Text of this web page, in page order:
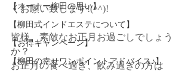
【オーナー柳田の思い】
【柳田式インドエステについて】
【お得キャンペーン】
【柳田の幸せワンポイントアドバイス♪】
くお願い致します!(^^)!
皆様、素敵なお正月お過ごしでしょう
か？
お正月の食べ過ぎ、飲み過ぎの方は